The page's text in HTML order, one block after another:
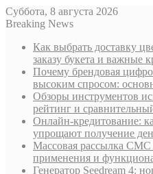
Суббота, 8 августа 2026
Breaking News
Как выбрать доставку
заказу букета и важные
Почему брендовая
высоким спросом:
Обзоры инструментов
рейтинг и
Онлайн-кредитование:
упрощают получение
Массовая рассылка СМС
применения и
Генератор Seedream 4: